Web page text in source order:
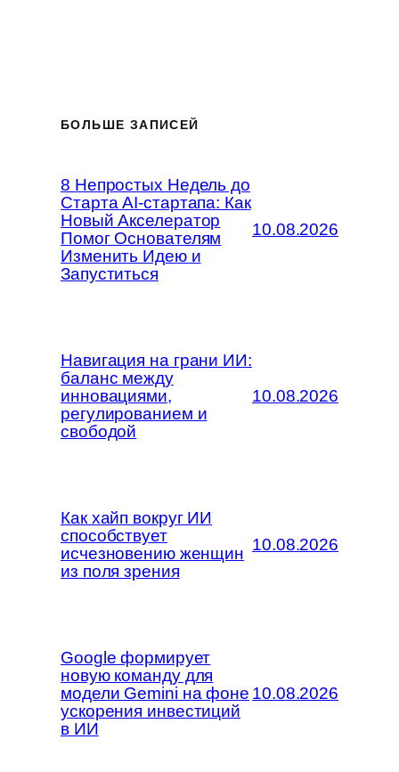
БОЛЬШЕ ЗАПИСЕЙ
8 Непростых Недель до
Старта AI-стартапа: Как
Новый Акселератор
Помог Основателям
Изменить Идею и
Запуститься
10.08.2026
Навигация на грани ИИ:
баланс между
инновациями,
регулированием и
свободой
10.08.2026
Как хайп вокруг ИИ
способствует
исчезновению женщин
из поля зрения
10.08.2026
Google формирует
новую команду для
модели Gemini на фоне
ускорения инвестиций
в ИИ
10.08.2026